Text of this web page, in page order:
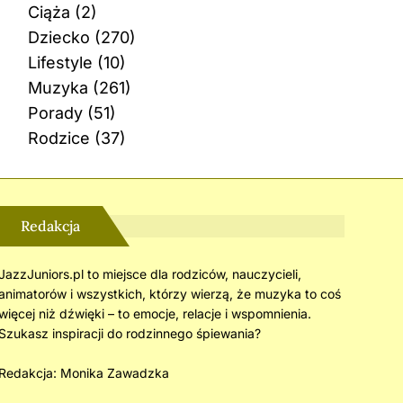
Ciąża (2)
Dziecko (270)
Lifestyle (10)
Muzyka (261)
Porady(51)
Rodzice (37)
Redakcja
to miejsce dla rodziców, nauczycieli,
i wszystkich, którzy wierzą, że muzyka to coś
niż dźwięki – to emocje, relacje i wspomnienia.
inspiracji do rodzinnego śpiewania?
Monika Zawadzka